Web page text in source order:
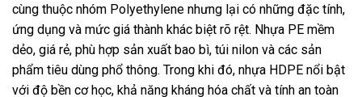
cùng thuộc nhóm Polyethylene nhưng lại có những đặc tính,
ứng dụng và mức giá thành khác biệt rõ rệt. Nhựa PE mềm
dẻo, giá rẻ, phù hợp sản xuất bao bì, túi nilon và các sản
phẩm tiêu dùng phổ thông. Trong khi đó, nhựa HDPE nổi bật
với độ bền cơ học, khả năng kháng hóa chất và tính an toàn